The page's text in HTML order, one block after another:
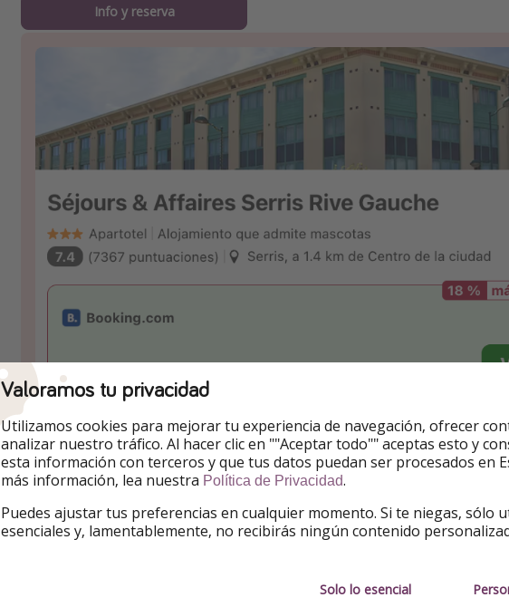
Info y reserva
Ir a la oferta
🟡 Precio a fecha de publicación. Sujeto a cambios.
Valoramos tu privacidad
Utilizamos cookies para mejorar tu experiencia de navegación, ofrecer
analizar nuestro tráfico. Al hacer clic en ""Aceptar todo"" aceptas esto y
esta información con terceros y que tus datos puedan ser procesados en
más información, lea nuestra Política de Privacidad.
Puedes ajustar tus preferencias en cualquier momento. Si te niegas, sólo
esenciales y, lamentablemente, no recibirás ningún contenido
Solo lo esencial